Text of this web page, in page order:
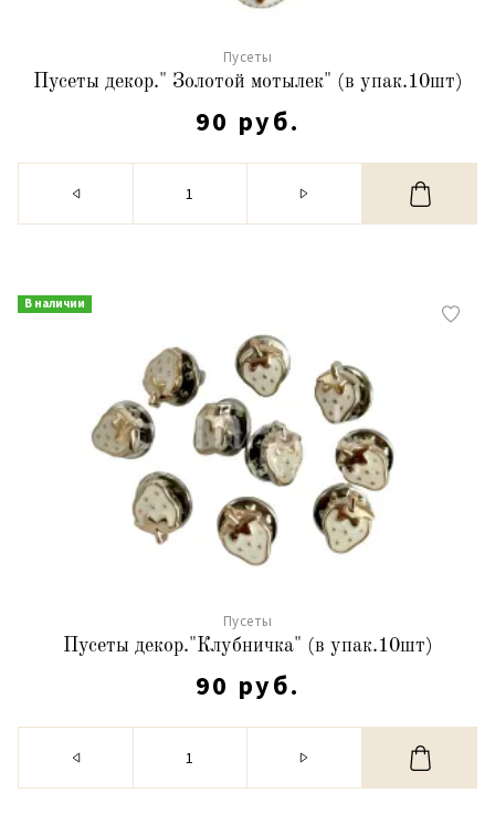
Пусеты
Пусеты декор." Золотой мотылек" (в упак.10шт)
90 руб.
В наличии
Пусеты
Пусеты декор."Клубничка" (в упак.10шт)
90 руб.